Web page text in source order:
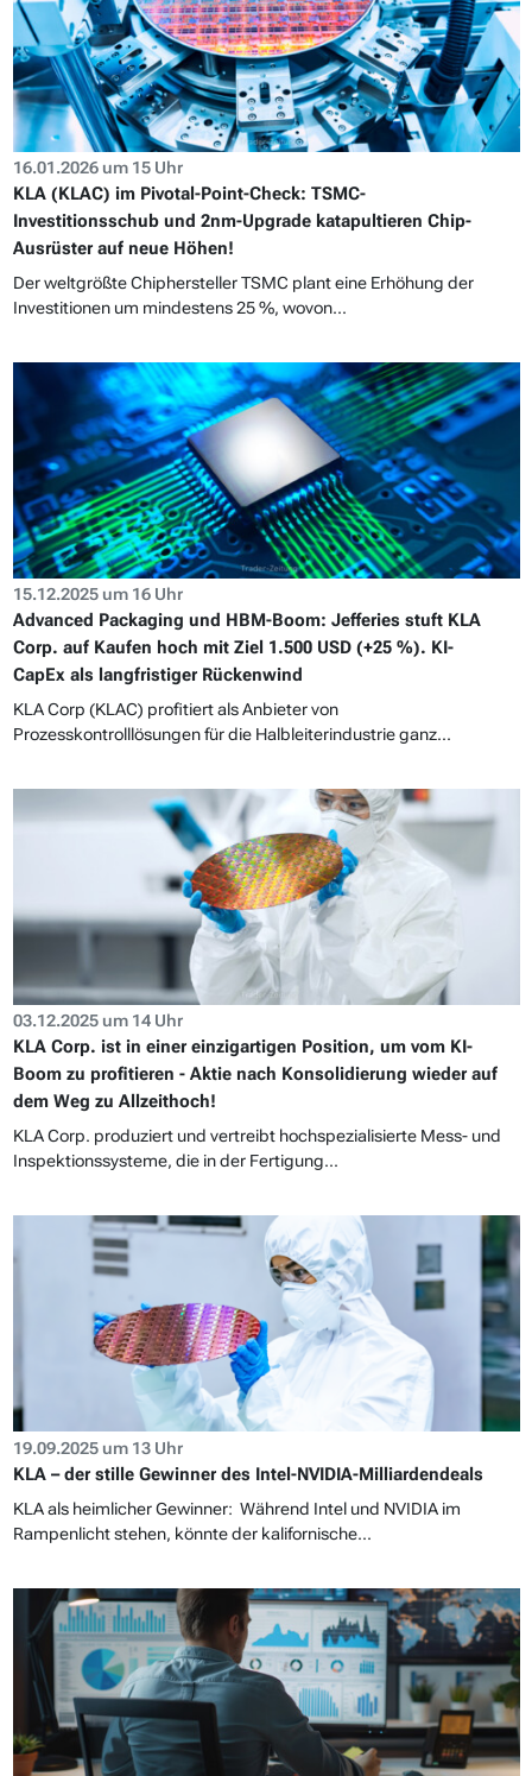
16.01.2026 um 15 Uhr
KLA (KLAC) im Pivotal-Point-Check: TSMC-
Investitionsschub und 2nm-Upgrade katapultieren Chip-
Ausrüster auf neue Höhen!
Der weltgrößte Chiphersteller TSMC plant eine Erhöhung der
Investitionen um mindestens 25 %, wovon...
15.12.2025 um 16 Uhr
Advanced Packaging und HBM-Boom: Jefferies stuft KLA
Corp. auf Kaufen hoch mit Ziel 1.500 USD (+25 %). KI-
CapEx als langfristiger Rückenwind
KLA Corp (KLAC) profitiert als Anbieter von
Prozesskontrolllösungen für die Halbleiterindustrie ganz...
03.12.2025 um 14 Uhr
KLA Corp. ist in einer einzigartigen Position, um vom KI-
Boom zu profitieren - Aktie nach Konsolidierung wieder auf
dem Weg zu Allzeithoch!
KLA Corp. produziert und vertreibt hochspezialisierte Mess- und
Inspektionssysteme, die in der Fertigung...
19.09.2025 um 13 Uhr
KLA – der stille Gewinner des Intel-NVIDIA-Milliardendeals
KLA als heimlicher Gewinner: Während Intel und NVIDIA im
Rampenlicht stehen, könnte der kalifornische...